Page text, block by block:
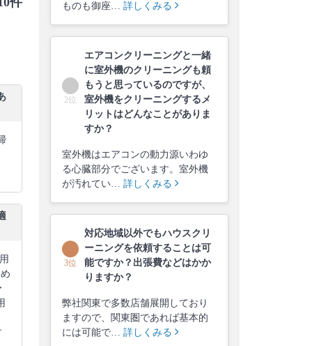
ものも御座… 詳しくみる
2位
エアコンクリーニングと一緒
に室外機のクリーニングも頼
もうと思っているのですが、
室外機をクリーニングするメ
リットはどんなことがありま
すか？
室外機はエアコンの動力源いわゆ
る心臓部分でございます。室外機
が汚れてい… 詳しくみる
3位
対応地域以外でもハウスクリ
ーニングを依頼することは可
能ですか？出張費などはかか
りますか？
弊社関東で多数店舗展開しており
ますので、関東圏であれば基本的
には可能で… 詳しくみる